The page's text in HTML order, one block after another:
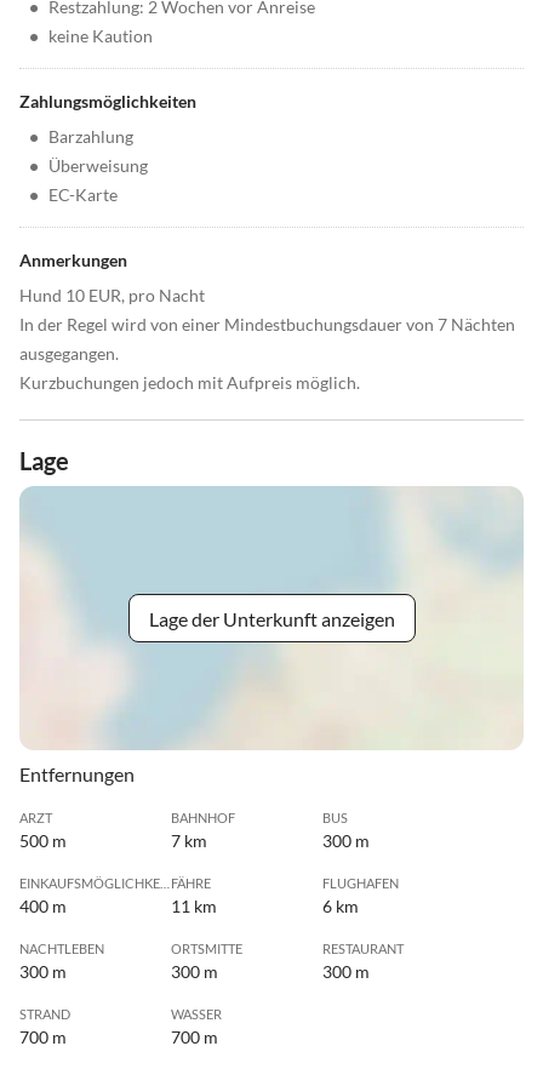
• Restzahlung: 2 Wochen vor Anreise
• keine Kaution
Zahlungsmöglichkeiten
• Barzahlung
• Überweisung
• EC-Karte
Anmerkungen
Hund 10 EUR, pro Nacht
In der Regel wird von einer Mindestbuchungsdauer von 7 Nächten
ausgegangen.
Kurzbuchungen jedoch mit Aufpreis möglich.
Lage
Lage der Unterkunft anzeigen
Entfernungen
ARZT
500 m
BAHNHOF
7 km
BUS
300 m
400 m
FÄHRE
11 km
FLUGHAFEN
6 km
NACHTLEBEN
300 m
ORTSMITTE
300 m
RESTAURANT
300 m
STRAND
700 m
WASSER
700 m